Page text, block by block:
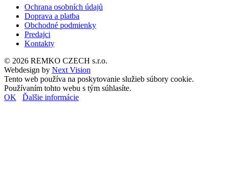
Ochrana osobních údajů
Doprava a platba
Obchodné podmienky
Predajci
Kontakty
© 2026 REMKO CZECH s.r.o.
Webdesign by Next Vision
Tento web používa na poskytovanie služieb súbory cookie.
Používaním tohto webu s tým súhlasíte.
OK
Ďalšie informácie